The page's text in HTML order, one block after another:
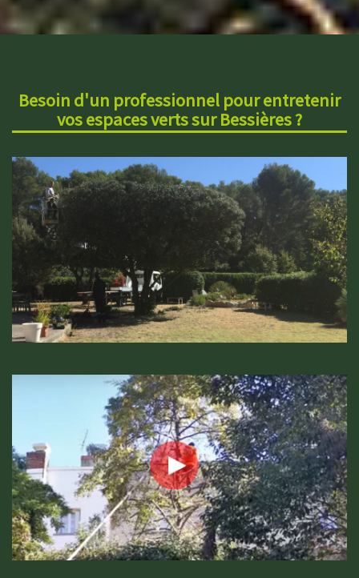
Besoin d'un professionnel pour entretenir
vos espaces verts sur Bessières ?